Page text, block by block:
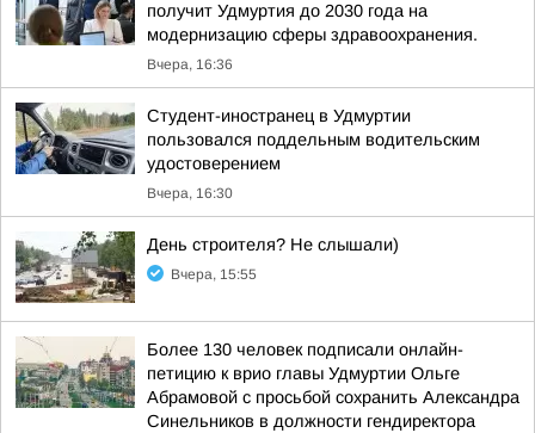
получит Удмуртия до 2030 года на
модернизацию сферы здравоохранения.
Вчера, 16:36
Студент-иностранец в Удмуртии
пользовался поддельным водительским
удостоверением
Вчера, 16:30
День строителя? Не слышали)
Вчера, 15:55
Более 130 человек подписали онлайн-
петицию к врио главы Удмуртии Ольге
Абрамовой с просьбой сохранить Александра
Синельников в должности гендиректора